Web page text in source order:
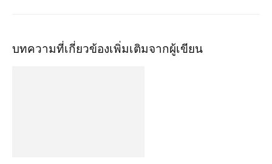
บทความที่เกี่ยวข้องเพิ่มเติมจากผู้เขียน